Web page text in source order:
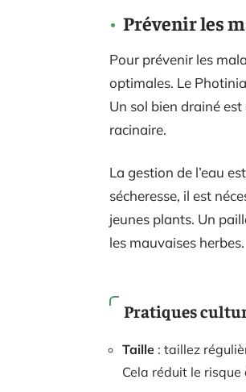
Prévenir les
Pour prévenir les
optimales. Le
Un sol bien drainé
racinaire.
La gestion de l’eau
sécheresse, il est
jeunes plants. Un
les mauvaises herbes.
Pratiques
Taille : taillez
Cela réduit le